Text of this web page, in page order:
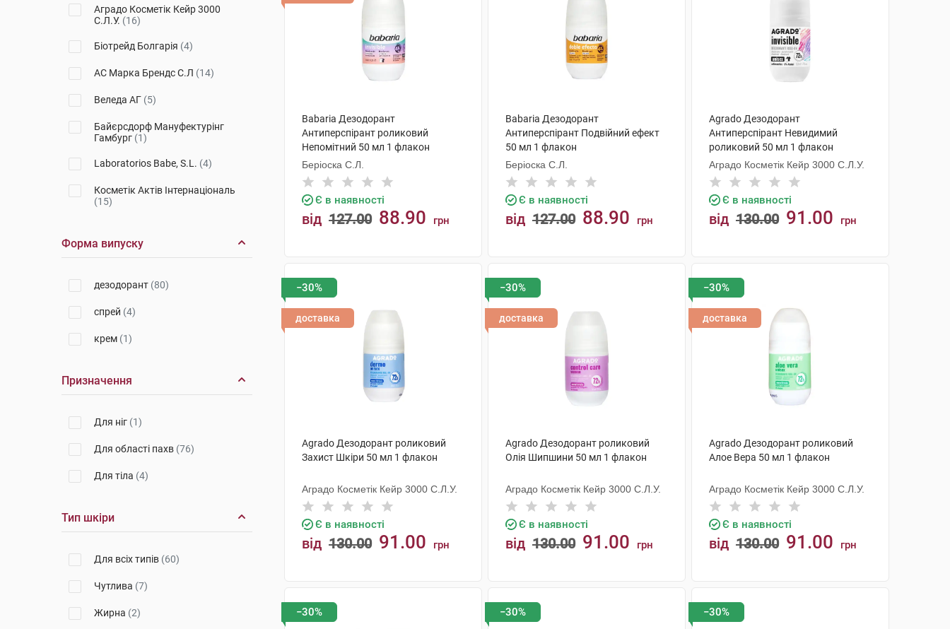
Аградо Косметік Кейр 3000
С.Л.У. (16)
Біотрейд Болгарія (4)
АС Марка Брендс С.Л (14)
Веледа АГ (5)
Байєрсдорф Мануфектурінг
Гамбург (1)
Laboratorios Babe, S.L. (4)
Косметік Актів Інтернаціональ
(15)
Ляборатуар SVR
Мартідерм Ес Ел
П'єр Фабр Дермо-Косметик
Форма випуску
дезодорант (80)
спрей (4)
крем (1)
Призначення
Для ніг (1)
Для області пахв (76)
Для тіла (4)
Тип шкіри
Для всіх типів (60)
Чутлива (7)
Жирна (2)
Babaria Дезодорант
Антиперспірант роликовий
Непомітний 50 мл 1 флакон
Беріоска С.Л.
Є в наявності
від 127.00 88.90 грн
Babaria Дезодорант
Антиперспірант Подвійний ефект
50 мл 1 флакон
Беріоска С.Л.
Є в наявності
від 127.00 88.90 грн
Agrado Дезодорант
Антиперспірант Невидимий
роликовий 50 мл 1 флакон
Аградо Косметік Кейр 3000 С.Л.У.
Є в наявності
від 130.00 91.00 грн
−30%
доставка
Agrado Дезодорант роликовий
Захист Шкіри 50 мл 1 флакон
Аградо Косметік Кейр 3000 С.Л.У.
Є в наявності
від 130.00 91.00 грн
−30%
доставка
Agrado Дезодорант роликовий
Олія Шипшини 50 мл 1 флакон
Аградо Косметік Кейр 3000 С.Л.У.
Є в наявності
від 130.00 91.00 грн
−30%
доставка
Agrado Дезодорант роликовий
Алое Вера 50 мл 1 флакон
Аградо Косметік Кейр 3000 С.Л.У.
Є в наявності
від 130.00 91.00 грн
−30% −30% −30%